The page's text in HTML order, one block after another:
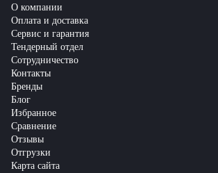
О компании
Оплата и доставка
Сервис и гарантия
Тендерный отдел
Сотрудничество
Контакты
Бренды
Блог
Избранное
Сравнение
Отзывы
Отгрузки
Карта сайта